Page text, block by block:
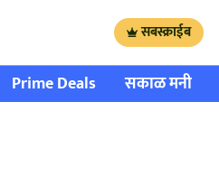
सबस्क्राईब
Prime Deals सकाळ मनी